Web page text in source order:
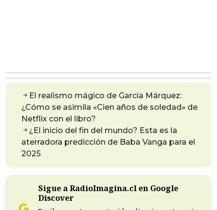
El realismo mágico de García Márquez:
¿Cómo se asimila «Cien años de soledad» de
Netflix con el libro?
¿El inicio del fin del mundo? Esta es la
aterradora predicción de Baba Vanga para el
2025
Sigue a RadioImagina.cl en Google
Discover